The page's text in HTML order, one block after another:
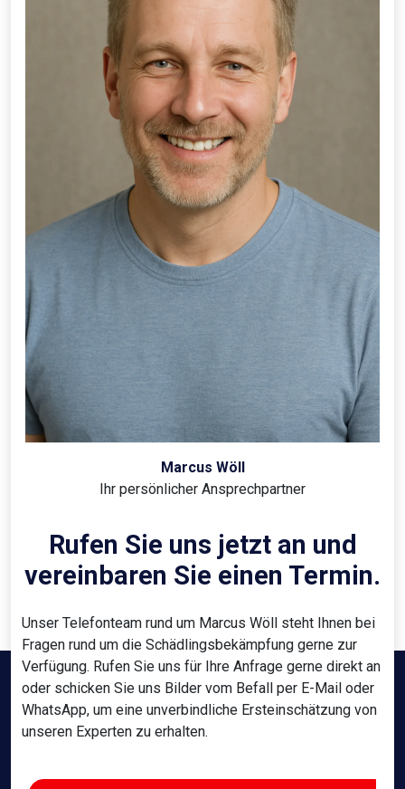
Marcus Wöll
Ihr persönlicher Ansprechpartner
Rufen Sie uns jetzt an und
vereinbaren Sie einen Termin.
Unser Telefonteam rund um Marcus Wöll steht Ihnen bei
Fragen rund um die Schädlingsbekämpfung gerne zur
Verfügung. Rufen Sie uns für Ihre Anfrage gerne direkt an
oder schicken Sie uns Bilder vom Befall per E-Mail oder
WhatsApp, um eine unverbindliche Ersteinschätzung von
unseren Experten zu erhalten.